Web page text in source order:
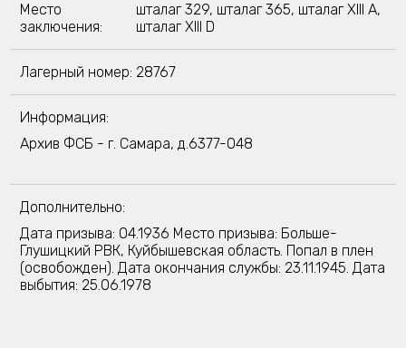
Место
заключения:
шталаг 329, шталаг 365, шталаг XIII A,
шталаг XIII D
Лагерный номер: 28767
Информация:
Архив ФСБ - г. Самара, д.6377-048
Дополнительно:
Дата призыва: 04.1936 Место призыва: Больше-
Глушицкий РВК, Куйбышевская область. Попал в плен
(освобожден). Дата окончания службы: 23.11.1945. Дата
выбытия: 25.06.1978